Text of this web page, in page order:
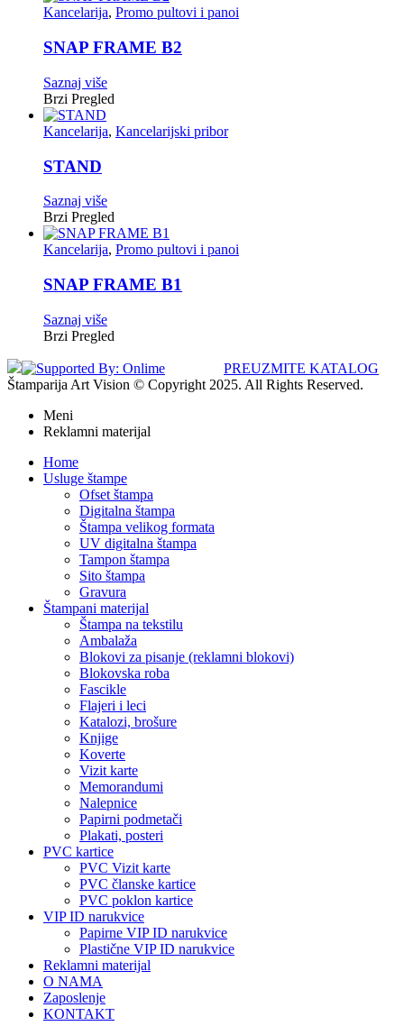
Kancelarija, Promo pultovi i panoi
SNAP FRAME B2
Saznaj više
Brzi Pregled
Kancelarija, Kancelarijski pribor
STAND
Saznaj više
Brzi Pregled
Kancelarija, Promo pultovi i panoi
SNAP FRAME B1
Saznaj više
Brzi Pregled
PREUZMITE KATALOG
Štamparija Art Vision © Copyright 2025. All Rights Reserved.
Meni
Reklamni materijal
Home
Usluge štampe
Ofset štampa
Digitalna štampa
Štampa velikog formata
UV digitalna štampa
Tampon štampa
Sito štampa
Gravura
Štampani materijal
Štampa na tekstilu
Ambalaža
Blokovi za pisanje (reklamni blokovi)
Blokovska roba
Fascikle
Flajeri i leci
Katalozi, brošure
Knjige
Koverte
Vizit karte
Memorandumi
Nalepnice
Papirni podmetači
Plakati, posteri
PVC kartice
PVC Vizit karte
PVC članske kartice
PVC poklon kartice
VIP ID narukvice
Papirne VIP ID narukvice
Plastične VIP ID narukvice
Reklamni materijal
O NAMA
Zaposlenje
KONTAKT